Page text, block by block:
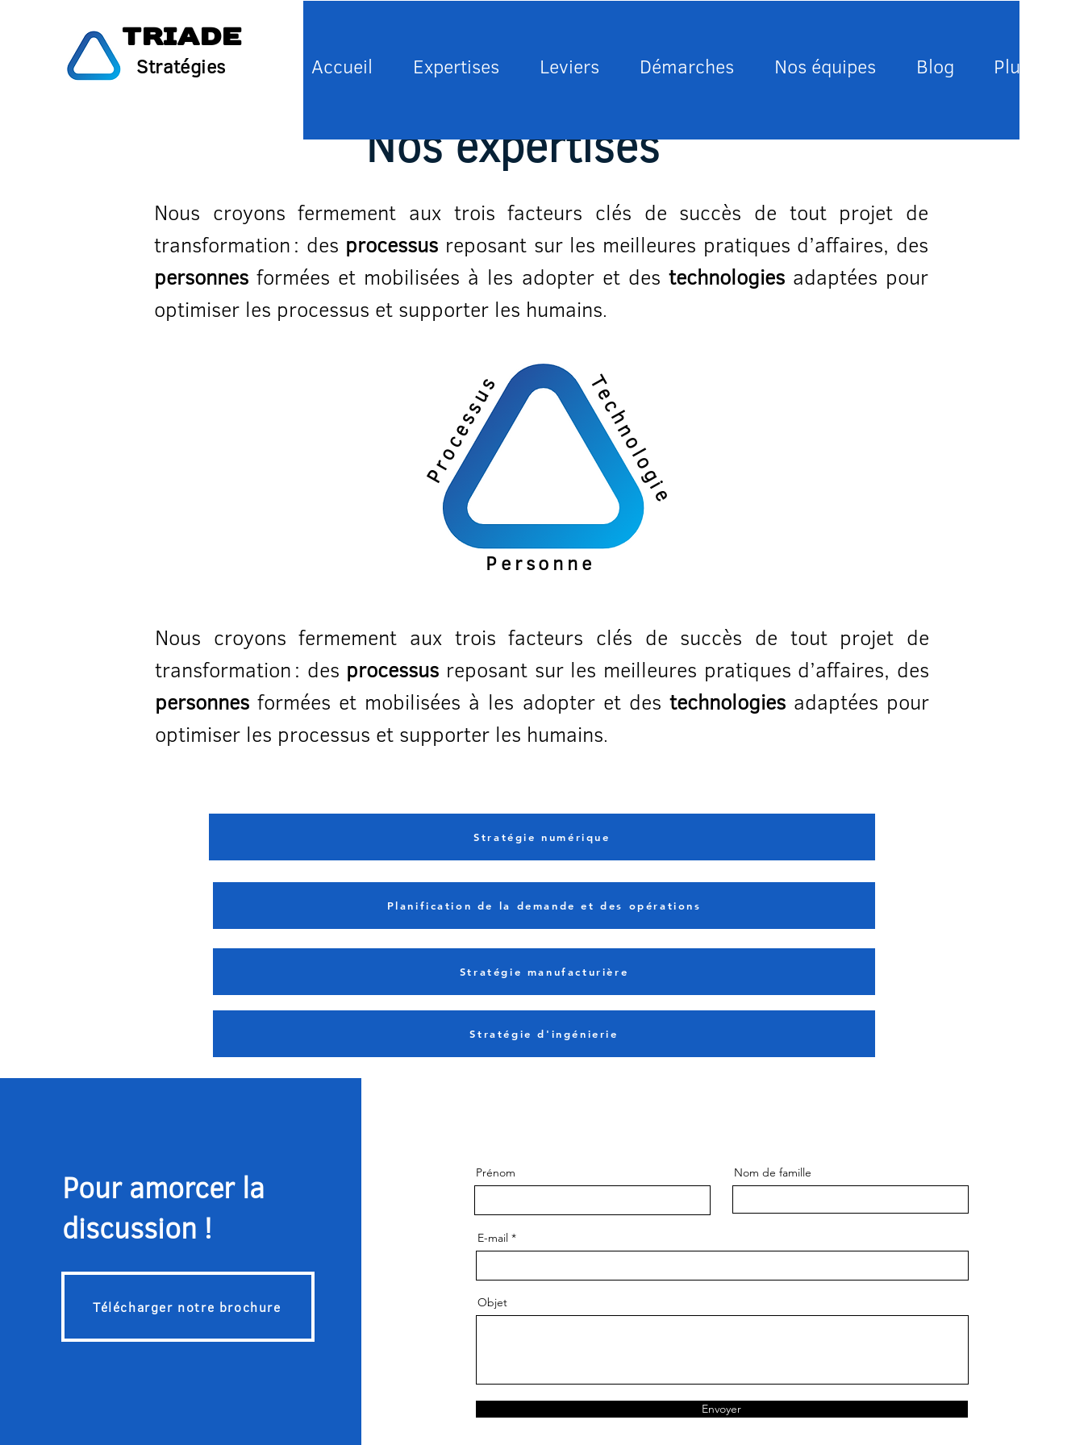
Triade
Stratégies Accueil Expertises Leviers Démarches Nos équipes Blog Plus
Nos expertises
Nous croyons fermement aux trois facteurs clés de succès de tout projet de
transformation : des processus reposant sur les meilleures pratiques d’affaires, des
personnes formées et mobilisées à les adopter et des technologiesadaptées pour
optimiser les processus et supporter les humains.
Processus Technologie
Personne
Nous croyons fermement aux trois facteurs clés de succès de tout projet de
transformation : des processus reposant sur les meilleures pratiques d’affaires, des
personnes formées et mobilisées à les adopter et des technologiesadaptées pour
optimiser les processus et supporter les humains.
Stratégie numérique
Planification de la demande et des opérations
Stratégie manufacturière
Stratégie d'ingénierie
Pour amorcer la
discussion !
Télécharger notre brochure
Prénom Nom de famille
E-mail
Objet
Envoyer